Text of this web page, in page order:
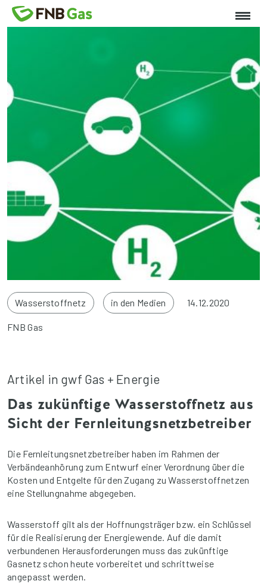
Wasserstoffnetz in den Medien 14.12.2020
FNB Gas
Artikel in gwf Gas + Energie
Das zukünftige Wasserstoffnetz aus
Sicht der Fernleitungsnetzbetreiber
Die Fernleitungsnetzbetreiber haben im Rahmen der
Verbändeanhörung zum Entwurf einer Verordnung über die
Kosten und Entgelte für den Zugang zu Wasserstoffnetzen
eine Stellungnahme abgegeben.
Wasserstoff gilt als der Hoffnungsträger bzw. ein Schlüssel
für die Realisierung der Energiewende. Auf die damit
verbundenen Herausforderungen muss das zukünftige
Gasnetz schon heute vorbereitet und schrittweise
angepasst werden.